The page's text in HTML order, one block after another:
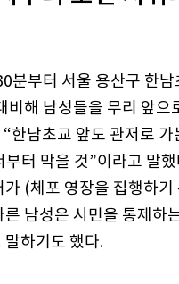
분부터 서울 용산구 한
해 남성들을 무리 앞으
남초교 앞도 관저로 가
터 막을 것”이라고 말했
(체포 영장을 집행하기
남성은 시민을 통제하
말하기도 했다.